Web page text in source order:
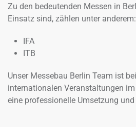
Zu den bedeutenden Messen in
Einsatz sind, zählen unter anderem:
IFA
ITB
Unser Messebau Berlin Team ist
internationalen Veranstaltungen
eine professionelle Umsetzung